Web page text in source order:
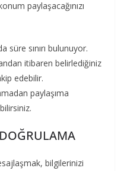
paylaşacağınızı
süre sınırı bulunuyor.
andan itibaren belirlediğiniz
edebilir.
paylaşıma
bilgilerinizi